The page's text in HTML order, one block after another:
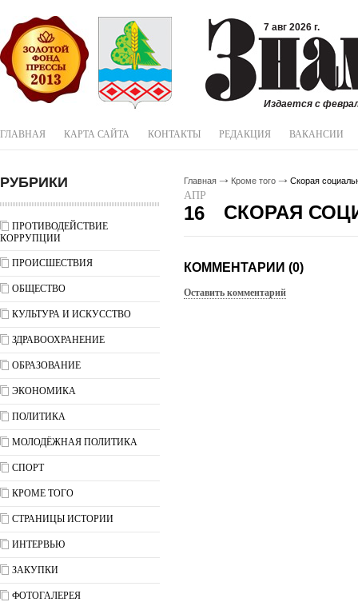
7 авг 2026 г.
Издается с
ГЛАВНАЯ КАРТА САЙТА КОНТАКТЫ РЕДАКЦИЯ ВАКАНСИИ
РУБРИКИ
ПРОТИВОДЕЙСТВИЕ
КОРРУПЦИИ
ПРОИСШЕСТВИЯ
ОБЩЕСТВО
КУЛЬТУРА И ИСКУССТВО
ЗДРАВООХРАНЕНИЕ
ОБРАЗОВАНИЕ
ЭКОНОМИКА
ПОЛИТИКА
МОЛОДЁЖНАЯ ПОЛИТИКА
СПОРТ
КРОМЕ ТОГО
СТРАНИЦЫ ИСТОРИИ
ИНТЕРВЬЮ
ЗАКУПКИ
ФОТОГАЛЕРЕЯ
Главная Кроме того Скорая
АПР
16 СКОРАЯ
КОММЕНТАРИИ (0)
Оставить комментарий